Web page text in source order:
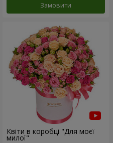
Замовити
Квіти в коробці "Для моєї
милої"